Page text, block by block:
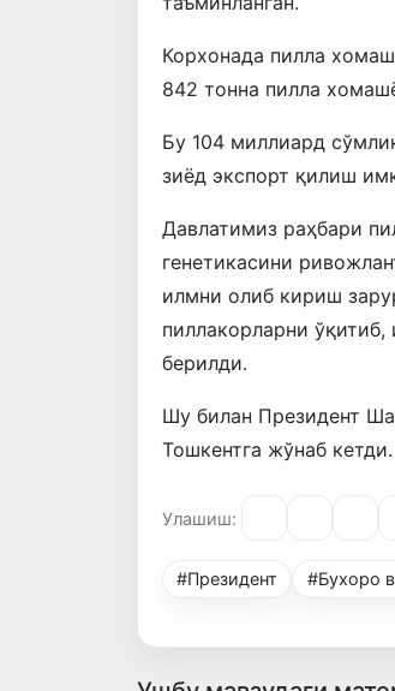
Корхонада пилла
842 тонна пилла
Бу 104 миллиард
зиёд экспорт қилиш
Давлатимиз раҳбари
генетикасини
илмни олиб кириш
пиллакорларни
берилди.
Шу билан Президент
Тошкентга жўнаб кетди.
Улашиш:
#Президент #Бухоро